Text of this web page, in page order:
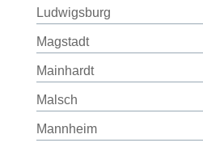
Ludwigsburg
Magstadt
Mainhardt
Malsch
Mannheim